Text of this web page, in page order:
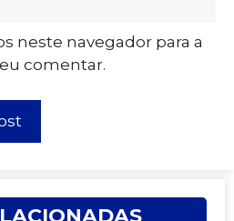
neste navegador para a
comentar.